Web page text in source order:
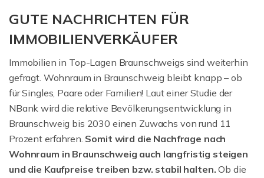
GUTE NACHRICHTEN FÜR
IMMOBILIENVERKÄUFER
Immobilien in Top-Lagen Braunschweigs sind weiterhin
gefragt. Wohnraum in Braunschweig bleibt knapp – ob
für Singles, Paare oder Familien! Laut einer Studie der
NBank wird die relative Bevölkerungsentwicklung in
Braunschweig bis 2030 einen Zuwachs von rund 11
Prozent erfahren. Somit wird die Nachfrage nach
Wohnraum in Braunschweig auch langfristig steigen
und die Kaufpreise treiben bzw. stabil halten. Ob die